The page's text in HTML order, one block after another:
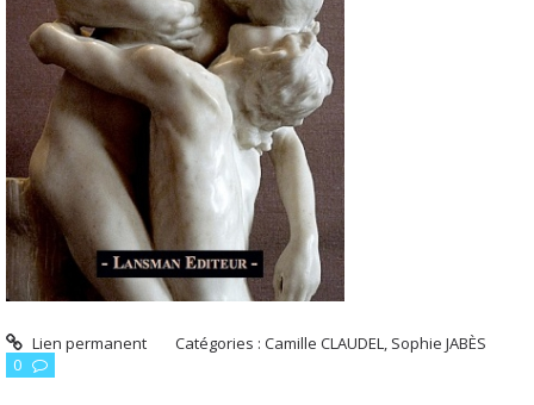
Lien permanent Catégories :Camille CLAUDEL, Sophie JABÈS
0